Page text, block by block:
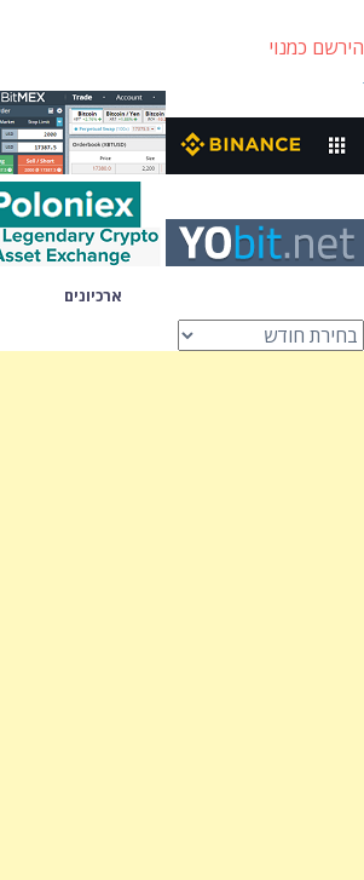
הירשם כמנוי
ארכיונים
ארכיונים